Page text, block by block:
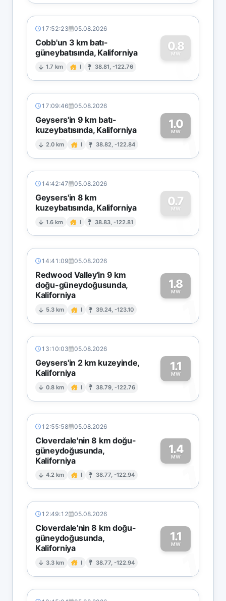
17:52:23 05.08.2026
Cobb'un 3 km batı-
güneybatısında, Kaliforniya
1.7 km I 38.81, -122.76
0.8
MW
0
17:09:46 05.08.2026
Geysers'in 9 km batı-
kuzeybatısında, Kaliforniya
2.0 km I 38.82, -122.84
1.0
MW1
14:42:47 05.08.2026
Geysers'in 8 km
kuzeybatısında, Kaliforniya
1.6 km I 38.83, -122.81
0.7
MW
0
14:41:09 05.08.2026
Redwood Valley'in 9 km
doğu-güneydoğusunda,
Kaliforniya
5.3 km I 39.24, -123.10
1.8
MW
1
13:10:03 05.08.2026
Geysers'in 2 km kuzeyinde,
Kaliforniya
0.8 km I 38.79, -122.76
1.1
MW1
12:55:58 05.08.2026
Cloverdale'nin 8 km doğu-
güneydoğusunda,
Kaliforniya
4.2 km I 38.77, -122.94
1.4
MW
1
12:49:12 05.08.2026
Cloverdale'nin 8 km doğu-
güneydoğusunda,
Kaliforniya
3.3 km I 38.77, -122.94
1.1
MW
1